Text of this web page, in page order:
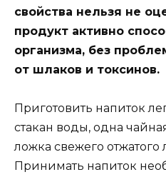
свойства нельзя не
продукт активно
организма, без
от шлаков и токсинов.
Приготовить напиток
стакан воды, одна
ложка свежего отжатого
Принимать напиток